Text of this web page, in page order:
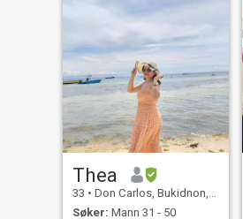
Thea
33 • Don Carlos, Bukidnon, Filippinene
Søker: Mann 31 - 50